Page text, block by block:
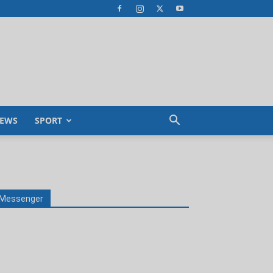
SPORT
Messenger